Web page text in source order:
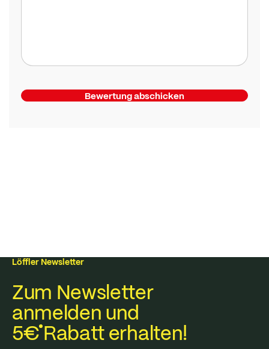
Bewertung abschicken
Löffler Newsletter
Zum Newsletter
anmelden und
5€Rabatt erhalten!